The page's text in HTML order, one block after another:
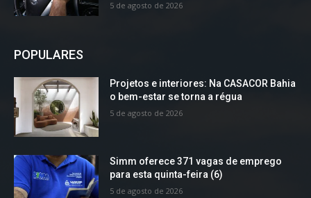
5 de agosto de 2026
POPULARES
Projetos e interiores: Na CASACOR Bahia
o bem-estar se torna a régua
5 de agosto de 2026
Simm oferece 371 vagas de emprego
para esta quinta-feira (6)
5 de agosto de 2026